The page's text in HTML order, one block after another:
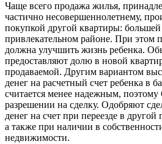
Чаще всего продажа жилья,
частично несовершеннолетнему,
покупкой другой квартиры:
привлекательном районе. При этом
должна улучшить жизнь ребенка.
предоставляют долю в новой
продаваемой. Другим вариантом
денег на расчетный счет ребенка в
считается менее надежным,
разрешении на сделку. Одобряют
денег на счет при переезде в другой
а также при наличии в
недвижимости.